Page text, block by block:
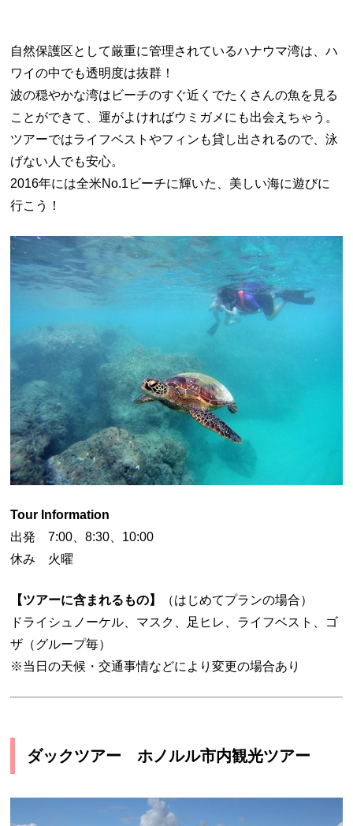
自然保護区として厳重に管理されているハナウマ湾は、ハ
ワイの中でも透明度は抜群！
波の穏やかな湾はビーチのすぐ近くでたくさんの魚を見る
ことができて、運がよければウミガメにも出会えちゃう。
ツアーではライフベストやフィンも貸し出されるので、泳
げない人でも安心。
2016年には全米No.1ビーチに輝いた、美しい海に遊びに
行こう！
Tour Information
出発 7:00、8:30、10:00
休み 火曜
【ツアーに含まれるもの】
（はじめてプランの場合）
ドライシュノーケル、マスク、足ヒレ、ライフベスト、ゴ
ザ（グループ毎）
※当日の天候・交通事情などにより変更の場合あり
ダックツアー ホノルル市内観光ツアー